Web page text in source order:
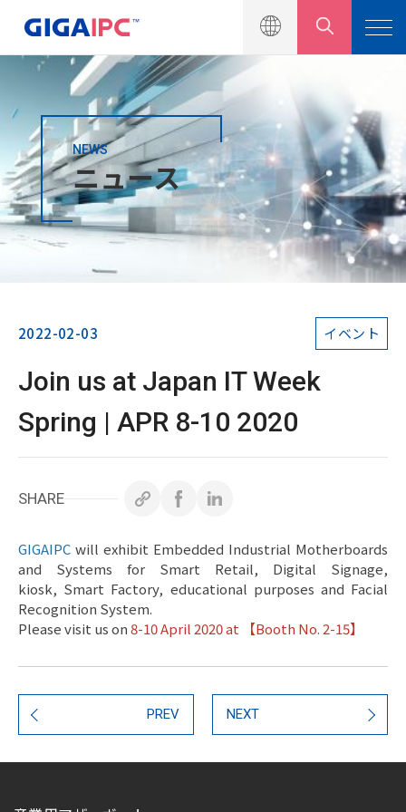
NEWS
ニュース
2022-02-03 イベント
Join us at Japan IT Week
Spring | APR 8-10 2020
SHARE
GIGAIPC will exhibit Embedded Industrial Motherboards
and Systems for Smart Retail, Digital Signage,
kiosk, Smart Factory, educational purposes and Facial
Recognition System.
Please visit us on8-10 April 2020at 【Booth No. 2-15】
PREV NEXT
製品一覧
ソリューション
ニュース
ニュースリリース
イベント
製品カタログ
ホワイトペーパー
サポート＆ダウンロード
お問い合わせ
Copyright ©2026GIGAIPC All Rights Reserved.